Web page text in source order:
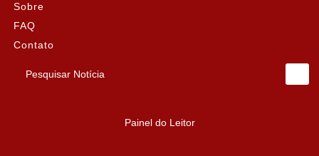
Sobre
FAQ
Contato
Pesquisar Notícia
Painel do Leitor